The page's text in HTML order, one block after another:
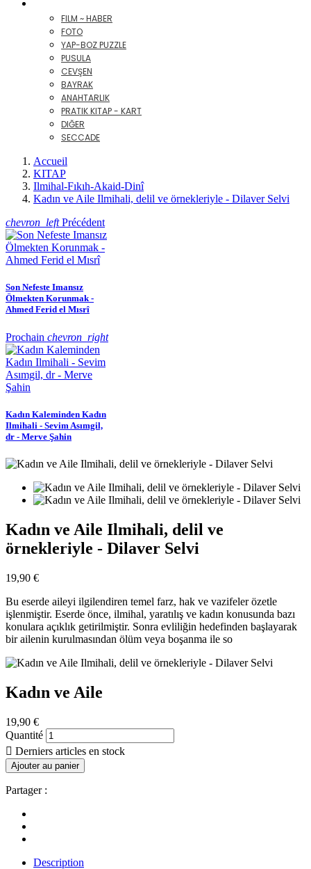
FILM ~ HABER
FOTO
YAP-BOZ PUZZLE
PUSULA
CEVŞEN
BAYRAK
ANAHTARLIK
PRATIK KITAP - KART
DIĞER
SECCADE
Accueil
KITAP
Ilmihal-Fıkıh-Akaid-Dinî
Kadın ve Aile Ilmihali, delil ve örnekleriyle - Dilaver Selvi
chevron_leftPrécédent
Son Nefeste Imansız
Ölmekten Korunmak -
Ahmed Ferid el Mısrî
Prochain chevron_right
Kadın Kaleminden Kadın
Ilmihali - Sevim Asımgil,
dr - Merve Şahin
Kadın ve Aile Ilmihali, delil ve
örnekleriyle - Dilaver Selvi
19,90 €
Bu eserde aileyi ilgilendiren temel farz, hak ve vazifeler özetle
işlenmiştir. Eserde önce, ilmihal, yaratılış ve kadın konusunda bazı
konulara açıklık getirilmiştir. Sonra evliliğin hedefinden başlayarak
bir ailenin kurulmasından ölüm veya boşanma ile so
Kadın ve Aile
19,90 €
Quantité
 Derniers articles en stock
Ajouter au panier
Partager :
Description